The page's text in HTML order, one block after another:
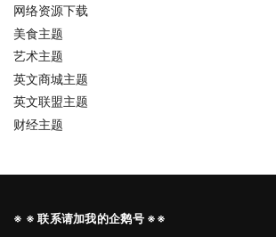
网络资源下载
美食主题
艺术主题
英文商城主题
英文联盟主题
财经主题
※ ※ 联系请加我的企鹅号 ※※